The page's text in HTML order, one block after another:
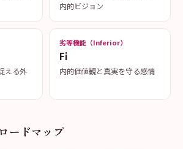
内的ビジョン
える外
劣等機能（Inferior）
Fi
内的価値観と真実を守る感情
ードマップ